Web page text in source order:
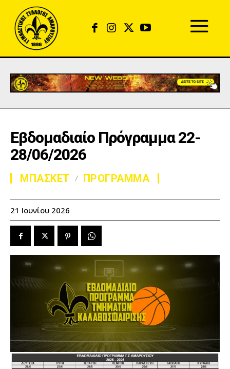
Εβδομαδιαίο Πρόγραμμα 22-
28/06/2026
ΜΠΑΣΚΕΤ ΠΡΟΓΡΑΜΜΑ
21 Ιουνίου 2026